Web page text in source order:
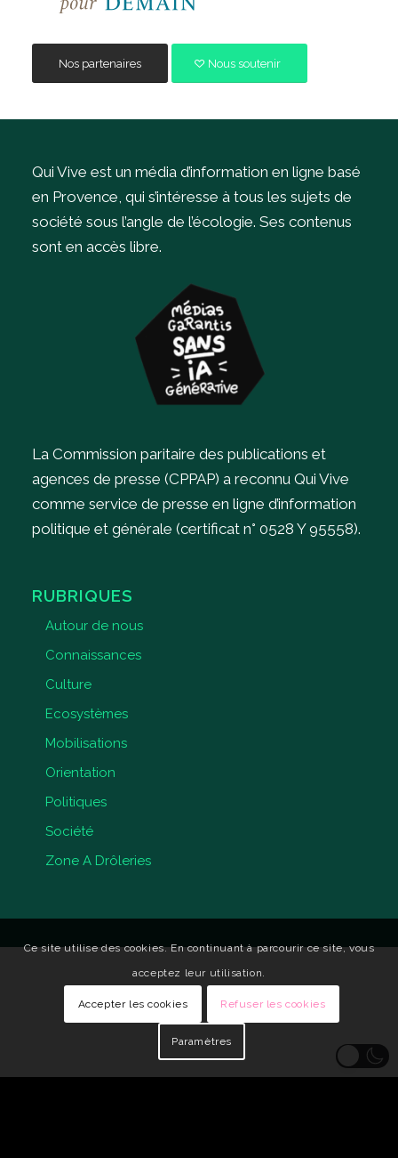
Nos partenaires Nous soutenir
Qui Vive est un média d’information en ligne basé
en Provence, qui s’intéresse à tous les sujets de
société sous l’angle de l’écologie. Ses contenus
sont en accès libre.
La Commission paritaire des publications et
agences de presse (CPPAP) a reconnu Qui Vive
comme service de presse en ligne d’information
politique et générale (certificat n° 0528 Y 95558).
RUBRIQUES
Autour de nous
Connaissances
Culture
Ecosystèmes
Mobilisations
Orientation
Politiques
Société
Zone A Drôleries
Ce site utilise des cookies. En continuant à parcourir ce site, vous
acceptez leur utilisation.
Accepter les cookies Refuser les cookies
Paramètres